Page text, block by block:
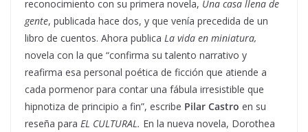
reconocimiento con su primera novela, Una casa llena de
gente, publicada hace dos, y que venía precedida de un
libro de cuentos. Ahora publica La vida en miniatura,
novela con la que “confirma su talento narrativo y
reafirma esa personal poética de ficción que atiende a
cada pormenor para contar una fábula irresistible que
hipnotiza de principio a fin”, escribe Pilar Castro en su
reseña para EL CULTURAL. En la nueva novela, Dorothea